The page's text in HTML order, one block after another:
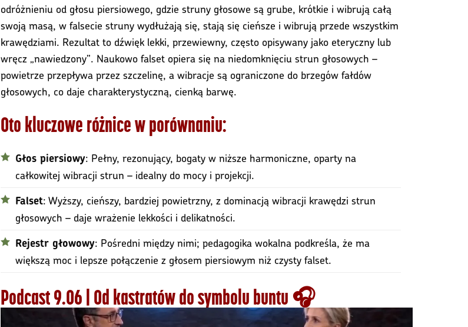
odróżnieniu od głosu piersiowego, gdzie struny głosowe są grube, krótkie i wibrują całą
swoją masą, w falsecie struny wydłużają się, stają się cieńsze i wibrują przede wszystkim
krawędziami. Rezultat to dźwięk lekki, przewiewny, często opisywany jako eteryczny lub
wręcz „nawiedzony”. Naukowo falset opiera się na niedomknięciu strun głosowych –
powietrze przepływa przez szczelinę, a wibracje są ograniczone do brzegów fałdów
głosowych, co daje charakterystyczną, cienką barwę.
Oto kluczowe różnice w porównaniu:
Głos piersiowy: Pełny, rezonujący, bogaty w niższe harmoniczne, oparty na
całkowitej wibracji strun – idealny do mocy i projekcji.
Falset: Wyższy, cieńszy, bardziej powietrzny, z dominacją wibracji krawędzi strun
głosowych – daje wrażenie lekkości i delikatności.
Rejestr głowowy: Pośredni między nimi; pedagogika wokalna podkreśla, że ma
większą moc i lepsze połączenie z głosem piersiowym niż czysty falset.
Podcast 9.06 | Od kastratów do symbolu buntu 🎧